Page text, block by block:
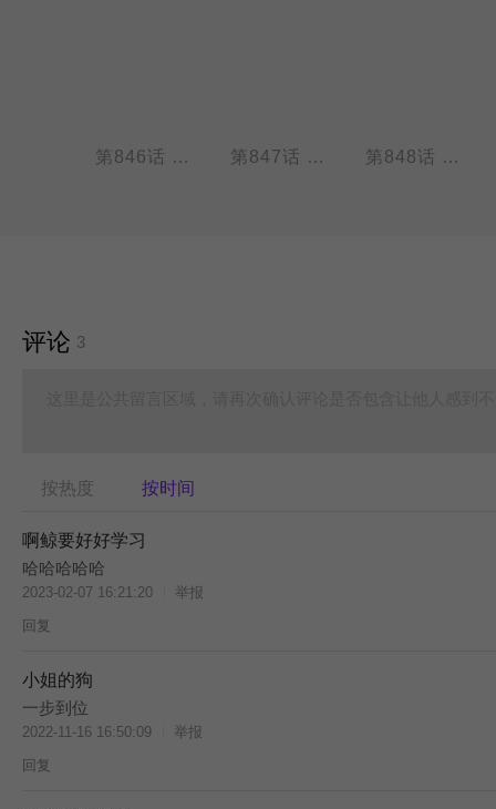
第846话 饭菜还是现做的香 第847话 发型对气质的影响真的很大 第848话 强强联手，效果更佳
评论 3
按热度 按时间
啊鲸要好好学习
哈哈哈哈哈
2023-02-07 16:21:20
举报
回复
小姐的狗
一步到位
2022-11-16 16:50:09
举报
回复